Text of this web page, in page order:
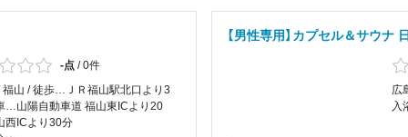
-点 /0件
福山 / 徒歩…ＪＲ福山駅北口より3
山陽自動車道 福山東ICより20
西ICより30分
【男性専用】カプセル＆サウナ
広
入